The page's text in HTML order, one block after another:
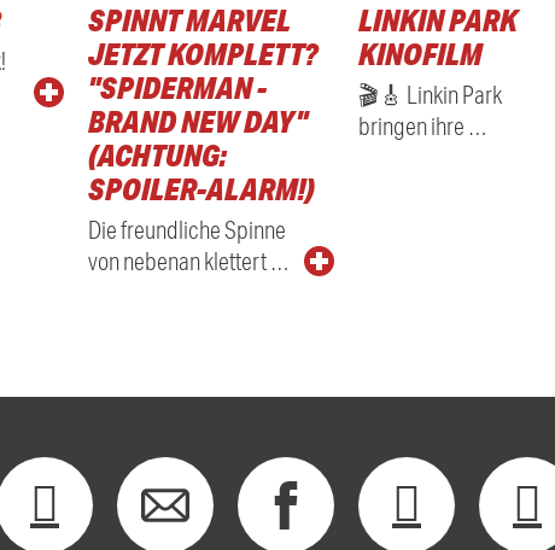
SPINNT MARVEL
JETZT KOMPLETT?
"SPIDERMAN -
BRAND NEW DAY"
(ACHTUNG:
SPOILER-ALARM!)
Die freundliche Spinne
von nebenan klettert …
LINKIN PARK
KINOFILM
🎬🎸 Linkin Park
bringen ihre …